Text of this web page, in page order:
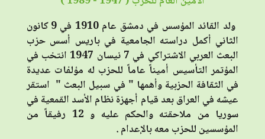
ولد القائد المؤسس في دمشق عام 1910 في 9 كانون
الثاني أكمل دراسته الجامعية في باريس أسس حزب
البعث العربي الاشتراكي في 7 نيسان 1947 انتخب في
المؤتمر التأسيس أميناً عاماً للحزب له مؤلفات عديدة
في الثقافة الحزبية وأهمها " في سبيل البعث " استقر
عيشه في العراق بعد قيام أجهزة نظام الأسد القمعية في
سوريا من ملاحقته والحكم عليه و 12 رفيقاً من
المؤسسين للحزب معه بالإعدام .